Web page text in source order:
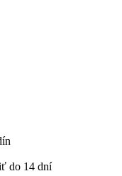
do 14 dní